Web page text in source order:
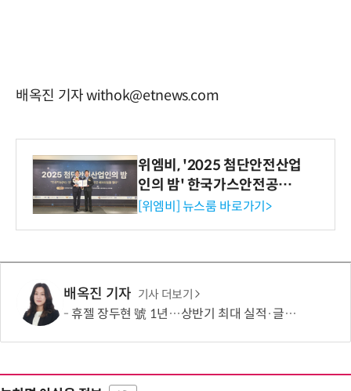
배옥진 기자 withok@etnews.com
위엠비, '2025 첨단안전산업
인의 밤' 한국가스안전공사
사장상 수상
[위엠비] 뉴스룸 바로가기>
배옥진 기자 기사 더보기
휴젤 장두현 號 1년…상반기 최대 실적·글로벌 성장 본궤도